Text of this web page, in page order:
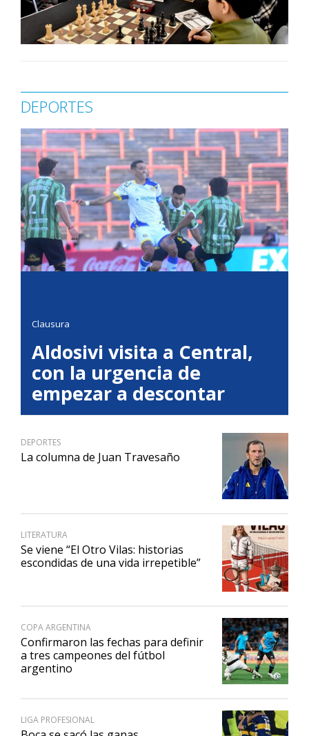
DEPORTES
Clausura
Aldosivi visita a Central,
con la urgencia de
empezar a descontar
DEPORTES
La columna de Juan Travesaño
LITERATURA
Se viene “El Otro Vilas: historias
escondidas de una vida irrepetible”
COPA ARGENTINA
Confirmaron las fechas para definir
a tres campeones del fútbol
argentino
LIGA PROFESIONAL